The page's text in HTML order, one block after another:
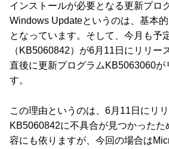
インストールが必要となる更新プロ
Windows Updateというのは、基本
となっています。そして、今月も予
（KB5060842）が6月11日にリリー
直後に更新プログラムKB5063060が
す。
この理由というのは、6月11日にリ
KB5060842に不具合が見つかったた
容にも依りますが、今回の場合は